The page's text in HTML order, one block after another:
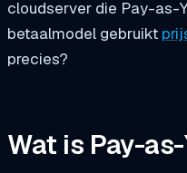
cloudserver die Pay-as-
betaalmodel gebruikt
precies?
Wat is Pay-as-